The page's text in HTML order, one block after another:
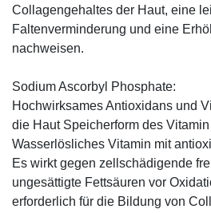
Collagengehaltes der Haut, eine
Faltenverminderung und eine
nachweisen.
Sodium Ascorbyl Phosphate:
Hochwirksames Antioxidans und
die Haut Speicherform des
Wasserlösliches Vitamin mit
Es wirkt gegen zellschädigende
ungesättigte Fettsäuren vor
erforderlich für die Bildung von